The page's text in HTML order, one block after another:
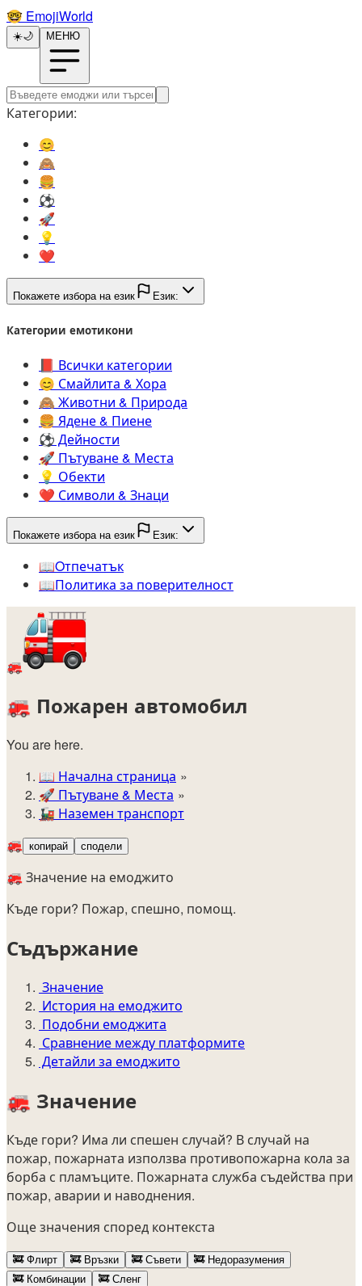
🤓️ EmojiWorld
☀️🌙 МЕНЮ
Категории:
😊️
🙈️
🍔️
⚽️
🚀️
💡️
❤️
Покажете избора на език Език:
Категории емотикони
📕️ Всички категории
😊️ Смайлита & Хора
🙈️ Животни & Природа
🍔️ Ядене & Пиене
⚽️ Дейности
🚀️ Пътуване & Места
💡️ Обекти
❤️ Символи & Знаци
Покажете избора на език Език:
📖️Oтпечатък
📖️Политика за поверителност
🚒
🚒 Пожарен автомобил
You are here.
📖 Начална страница
🚀️ Пътуване & Места
🚂 Наземен транспорт
🚒 копирай сподели
🚒 Значение на емоджито
Къде гори? Пожар, спешно, помощ.
Съдържание
Значение
История на емоджито
Подобни емоджита
Сравнение между платформите
Детайли за емоджито
🚒 Значение
Къде гори? Има ли спешен случай? В случай на
пожар, пожарната използва противопожарна кола за
борба с пламъците. Пожарната служба съдейства при
пожар, аварии и наводнения.
Още значения според контекста
🚒Флирт 🚒Връзки 🚒Съвети 🚒Недоразумения
🚒Комбинации 🚒Сленг